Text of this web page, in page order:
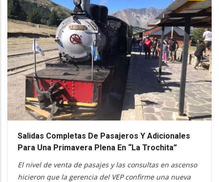
Salidas Completas De Pasajeros Y Adicionales
Para Una Primavera Plena En “La Trochita”
El nivel de venta de pasajes y las consultas en ascenso
hicieron que la gerencia del VEP confirme una nueva